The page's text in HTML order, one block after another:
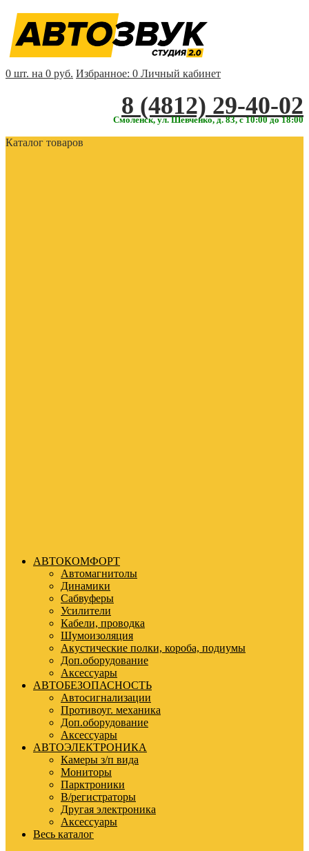
0 шт. на 0 руб. Избранное: 0 Личный кабинет
‎‎8 (4812) 29-40-02
Смоленск, ул. Шевченко, д. 83, с 10:00 до 18:00
Каталог товаров
АВТОКОМФОРТ
Автомагнитолы
Динамики
Сабвуферы
Усилители
Кабели, проводка
Шумоизоляция
Акустические полки, короба, подиумы
Доп.оборудование
Аксессуары
АВТОБЕЗОПАСНОСТЬ
Автосигнализации
Противоуг. механика
Доп.оборудование
Аксессуары
АВТОЭЛЕКТРОНИКА
Камеры з/п вида
Мониторы
Парктроники
В/регистраторы
Другая электроника
Аксессуары
Весь каталог